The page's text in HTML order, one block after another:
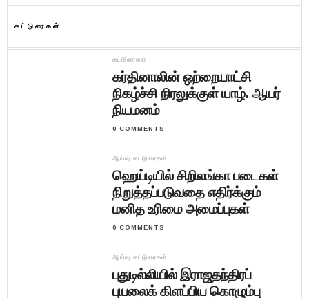
கட்டுரைகள்
கட்டுரைகள்
கர்தினாலின் ஒற்றையாட்சி
நிகழ்ச்சி நிரலுக்குள் யாழ். ஆயர்
நியமனம்
0 COMMENTS
ஆய்வு கட்டுரைகள்
ஹெய்டியில் சிறிலங்கா படைகள்
நிறுத்தப்படுவதை எதிர்க்கும்
மனித உரிமை அமைப்புகள்
0 COMMENTS
ஆய்வு கட்டுரைகள்
புதுடில்லியில் இராஜதந்திரப்
புயலைக் கிளப்பிய கொழும்பு